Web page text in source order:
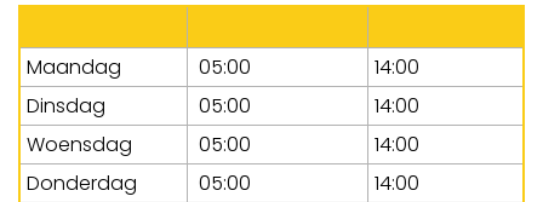
Maandag 05:00
14:00
Dinsdag
05:00
14:00
Woensdag
05:00
14:00
Donderdag
05:00
14:00